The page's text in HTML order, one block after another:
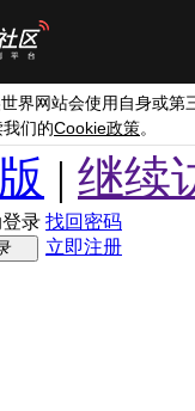
界网站会使用自身或第
们的Cookie政策。
| 继续
录 找回密码
立即注册